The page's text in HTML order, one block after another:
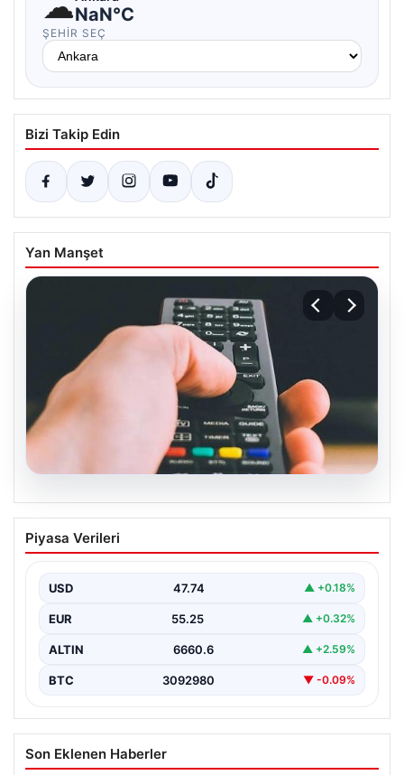
NaN°C
ŞEHIR SEÇ
Bizi Takip Edin
Yan Manşet
Türksat 3A Uydusundan Son Verildi:
Kanal Güncellemesi ve Yeni Sistemler
Türksat 3A uydusu, uzun yıllardır ülke radyo ve
Piyasa Verileri
USD 47.74 ▲ +0.18%
EUR 55.25 ▲ +0.32%
ALTIN 6660.6 ▲ +2.59%
BTC 3092980 ▼ -0.09%
Son Eklenen Haberler